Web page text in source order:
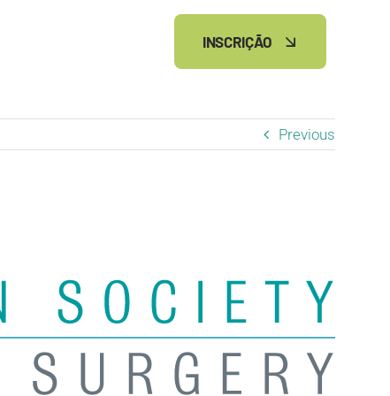
INSCRIÇÃO
Previous